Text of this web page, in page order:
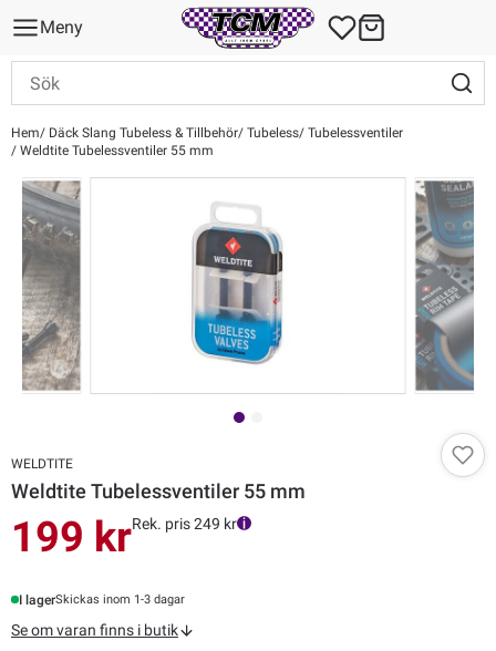
Meny
Hem Däck Slang Tubeless & Tillbehör Tubeless Tubelessventiler
Weldtite Tubelessventiler 55 mm
WELDTITE
Weldtite Tubelessventiler 55 mm
199 krRek. pris 249 kr
I lagerSkickas inom 1-3 dagar
Se om varan finns i butik